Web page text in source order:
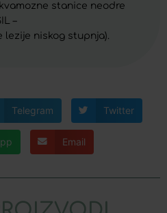
stanice neodre
–
niskog stupnja).
Telegram Twitter
Email